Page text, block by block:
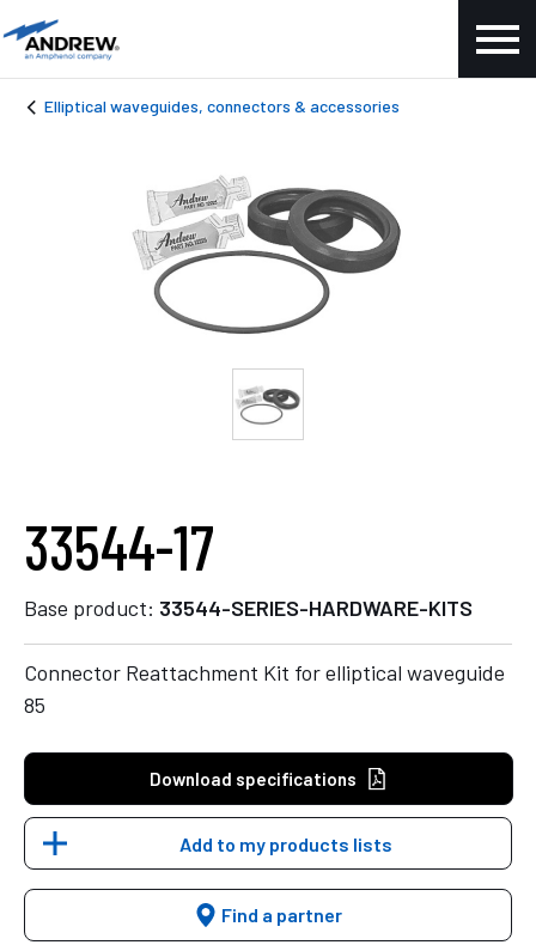
Elliptical waveguides, connectors & accessories
33544-17
Base product: 33544-SERIES-HARDWARE-KITS
Connector Reattachment Kit for elliptical waveguide
85
Download specifications
Add to my products lists
Find a partner